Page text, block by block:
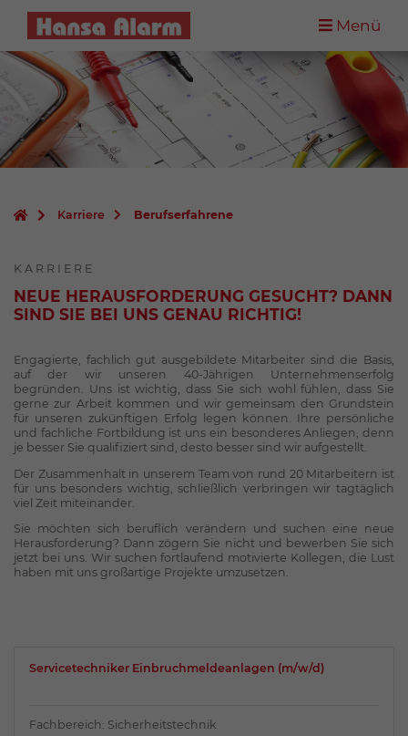
Menü
Karriere Berufserfahrene
KARRIERE
NEUE HERAUSFORDERUNG GESUCHT? DANN
SIND SIE BEI UNS GENAU RICHTIG!
Engagierte, fachlich gut ausgebildete Mitarbeiter sind die Basis,
auf der wir unseren 40-Jährigen Unternehmenserfolg
begründen. Uns ist wichtig, dass Sie sich wohl fühlen, dass Sie
gerne zur Arbeit kommen und wir gemeinsam den Grundstein
für unseren zukünftigen Erfolg legen können. Ihre persönliche
und fachliche Fortbildung ist uns ein besonderes Anliegen, denn
je besser Sie qualifiziert sind, desto besser sind wir aufgestellt.
Der Zusammenhalt in unserem Team von rund 20 Mitarbeitern ist
für uns besonders wichtig, schließlich verbringen wir tagtäglich
viel Zeit miteinander.
Sie möchten sich beruflich verändern und suchen eine neue
Herausforderung? Dann zögern Sie nicht und bewerben Sie sich
jetzt bei uns. Wir suchen fortlaufend motivierte Kollegen, die Lust
haben mit uns großartige Projekte umzusetzen.
Servicetechniker Einbruchmeldeanlagen (m/w/d)
Fachbereich: Sicherheitstechnik